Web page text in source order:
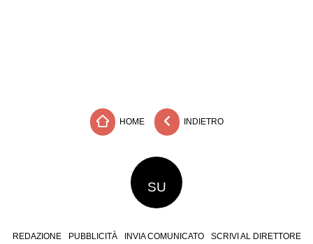
HOME INDIETRO
SU
REDAZIONE PUBBLICITÀ INVIA COMUNICATO SCRIVI AL DIRETTORE